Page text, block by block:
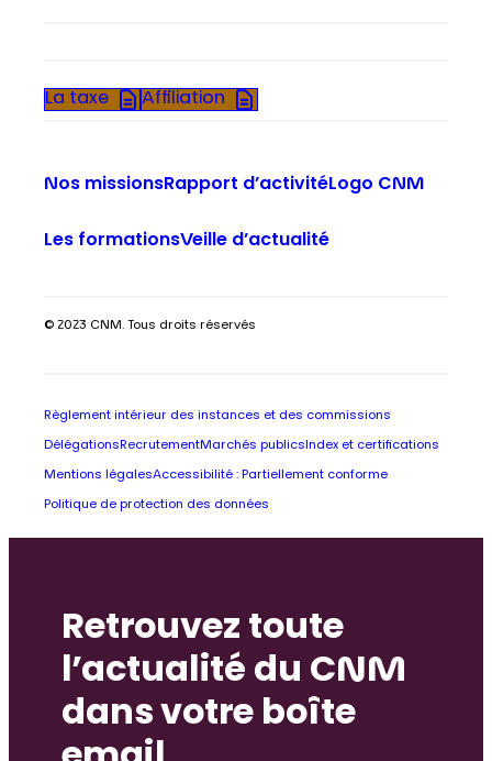
La taxe Affiliation
Nos missionsRapport d’activitéLogo CNM
Les formationsVeille d’actualité
© 2023 CNM. Tous droits réservés
Règlement intérieur des instances et des commissions
Délégations RecrutementMarchés publics Index et certifications
Mentions légalesAccessibilité : Partiellement conforme
Politique de protection des données
Retrouvez toute
l’actualité du CNM
dans votre boîte